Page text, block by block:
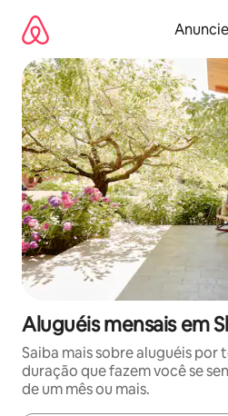
para
conteúdo
Aluguéis mensais em
Saiba mais sobre aluguéis por
duração que fazem você se
de um mês ou mais.